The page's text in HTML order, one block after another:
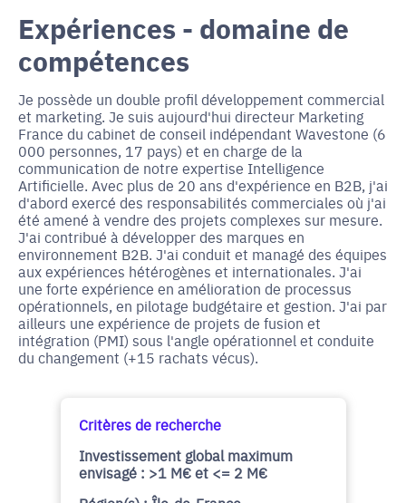
Expériences - domaine de
compétences
Je possède un double profil développement commercial
et marketing. Je suis aujourd'hui directeur Marketing
France du cabinet de conseil indépendant Wavestone (6
000 personnes, 17 pays) et en charge de la
communication de notre expertise Intelligence
Artificielle. Avec plus de 20 ans d'expérience en B2B, j'ai
d'abord exercé des responsabilités commerciales où j'ai
été amené à vendre des projets complexes sur mesure.
J'ai contribué à développer des marques en
environnement B2B. J'ai conduit et managé des équipes
aux expériences hétérogènes et internationales. J'ai
une forte expérience en amélioration de processus
opérationnels, en pilotage budgétaire et gestion. J'ai par
ailleurs une expérience de projets de fusion et
intégration (PMI) sous l'angle opérationnel et conduite
du changement (+15 rachats vécus).
Critères de recherche
Investissement global maximum
envisagé : >1 M€ et <= 2 M€